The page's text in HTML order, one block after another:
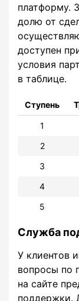
платформу.
долю от
доступен
условия
в таблице.
Ступень
1
2
3
4
5
Служба
У клиентов
вопросы по
на сайте
поддержки.